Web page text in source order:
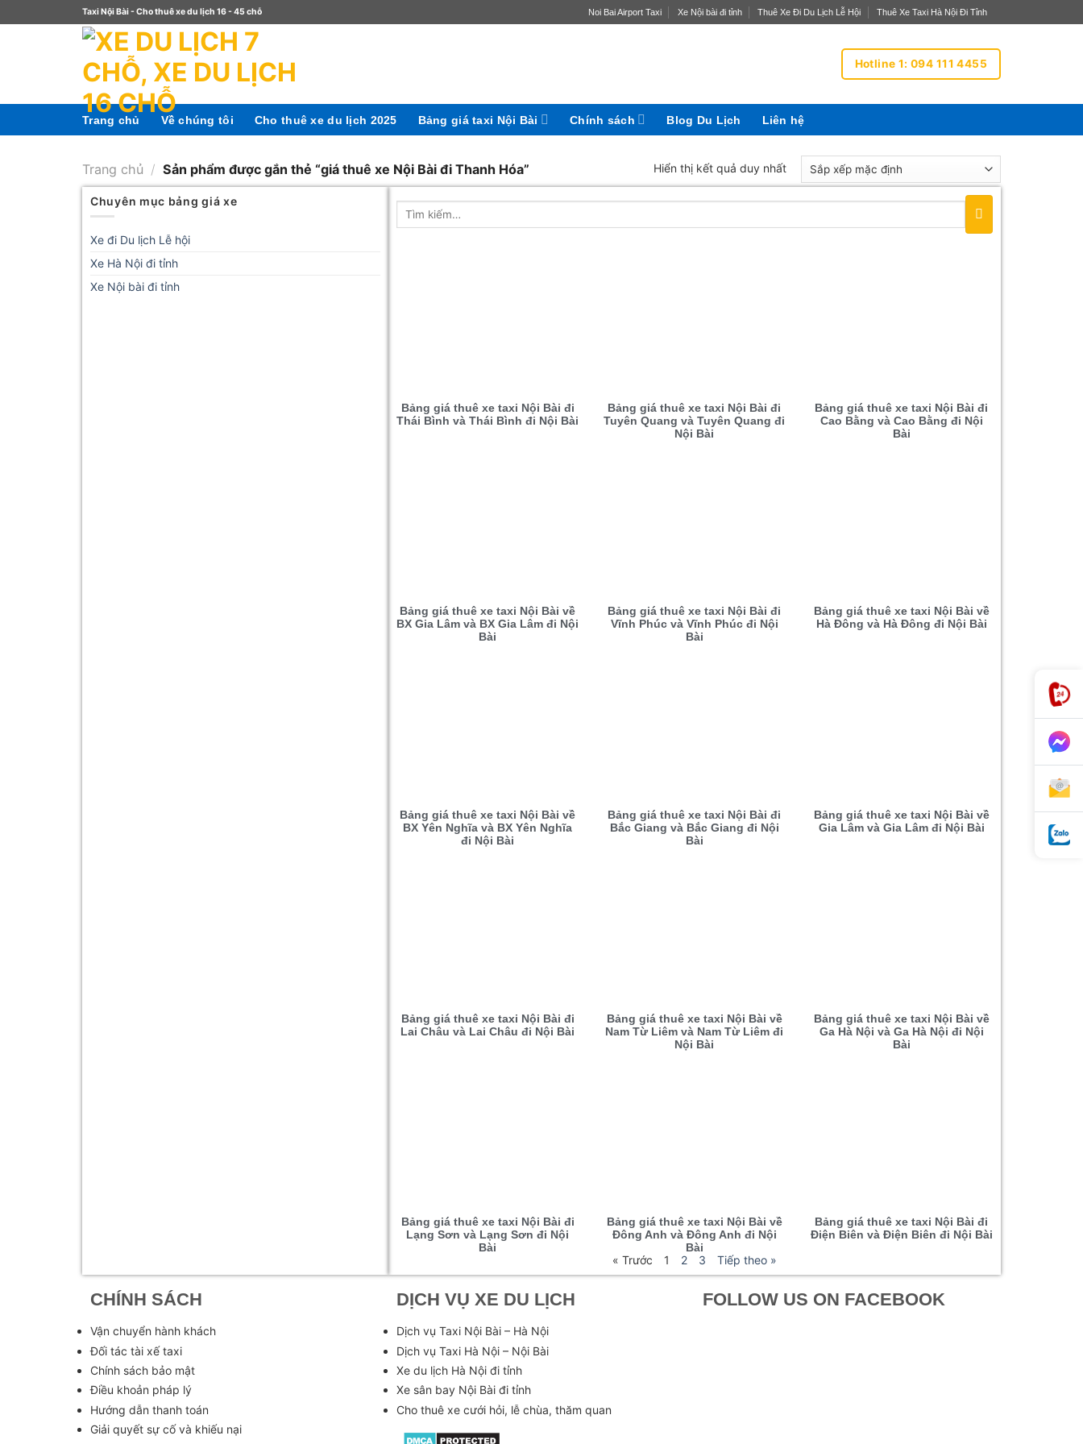
Taxi Nội Bài - Cho thuê xe du lịch 16 - 45 chỗ Noi Bai Airport Taxi Xe Nội bài đi tỉnh Thuê Xe Đi Du Lịch Lễ Hội Thuê Xe Taxi Hà Nội Đi Tỉnh
Hotline 1: 094 111 4455
Trang chủ Về chúng tôi Cho thuê xe du lịch 2025 Bảng giá taxi Nội Bài Chính sách Blog Du Lịch Liên hệ
Trang chủ / Sản phẩm được gắn thẻ “giá thuê xe Nội Bài đi Thanh Hóa” Hiển thị kết quả duy nhất
Chuyên mục bảng giá xe
Xe đi Du lịch Lễ hội
Xe Hà Nội đi tỉnh
Xe Nội bài đi tỉnh
Bảng giá thuê xe taxi Nội Bài đi
Thái Bình và Thái Bình đi Nội Bài
Bảng giá thuê xe taxi Nội Bài đi
Tuyên Quang và Tuyên Quang đi
Nội Bài
Bảng giá thuê xe taxi Nội Bài đi
Cao Bằng và Cao Bằng đi Nội
Bài
Bảng giá thuê xe taxi Nội Bài về
BX Gia Lâm và BX Gia Lâm đi Nội
Bài
Bảng giá thuê xe taxi Nội Bài đi
Vĩnh Phúc và Vĩnh Phúc đi Nội
Bài
Bảng giá thuê xe taxi Nội Bài về
Hà Đông và Hà Đông đi Nội Bài
Bảng giá thuê xe taxi Nội Bài về
BX Yên Nghĩa và BX Yên Nghĩa
đi Nội Bài
Bảng giá thuê xe taxi Nội Bài đi
Bắc Giang và Bắc Giang đi Nội
Bài
Bảng giá thuê xe taxi Nội Bài về
Gia Lâm và Gia Lâm đi Nội Bài
Bảng giá thuê xe taxi Nội Bài đi
Lai Châu và Lai Châu đi Nội Bài
Bảng giá thuê xe taxi Nội Bài về
Nam Từ Liêm và Nam Từ Liêm đi
Nội Bài
Bảng giá thuê xe taxi Nội Bài về
Ga Hà Nội và Ga Hà Nội đi Nội
Bài
Bảng giá thuê xe taxi Nội Bài đi
Lạng Sơn và Lạng Sơn đi Nội
Bài
Bảng giá thuê xe taxi Nội Bài về
Đông Anh và Đông Anh đi Nội
Bài
Bảng giá thuê xe taxi Nội Bài đi
Điện Biên và Điện Biên đi Nội Bài
« Trước 1 2 3 Tiếp theo »
CHÍNH SÁCH
Vận chuyển hành khách
Đối tác tài xế taxi
Chính sách bảo mật
Điều khoản pháp lý
Hướng dẫn thanh toán
Giải quyết sự cố và khiếu nại
DỊCH VỤ XE DU LỊCH
Dịch vụ Taxi Nội Bài – Hà Nội
Dịch vụ Taxi Hà Nội – Nội Bài
Xe du lịch Hà Nội đi tỉnh
Xe sân bay Nội Bài đi tỉnh
Cho thuê xe cưới hỏi, lễ chùa, thăm quan
FOLLOW US ON FACEBOOK